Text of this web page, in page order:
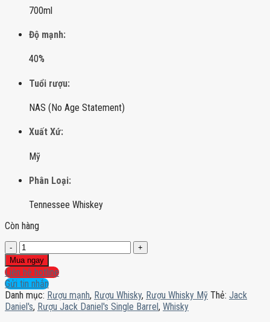
700ml
Độ mạnh:
40%
Tuổi rượu:
NAS (No Age Statement)
Xuất Xứ:
Mỹ
Phân Loại:
Tennessee Whiskey
Còn hàng
Rượu
Jack
Daniel's
Single
Barrel
số
lượng
Mua ngay
Liên hệ hotline
Gửi tin nhắn
Danh mục: Rượu mạnh, Rượu Whisky, Rượu Whisky Mỹ Thẻ: Jack
Daniel's, Rượu Jack Daniel's Single Barrel, Whisky